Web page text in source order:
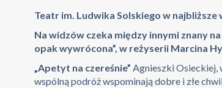
Teatr im. Ludwika Solskiego w
Na widzów czeka między innymi znany
opak wywrócona”, w reżyserii Marcina
„Apetyt na czereśnie” Agnieszki Osieckiej,
wspólną podróż wspominają dobre i złe